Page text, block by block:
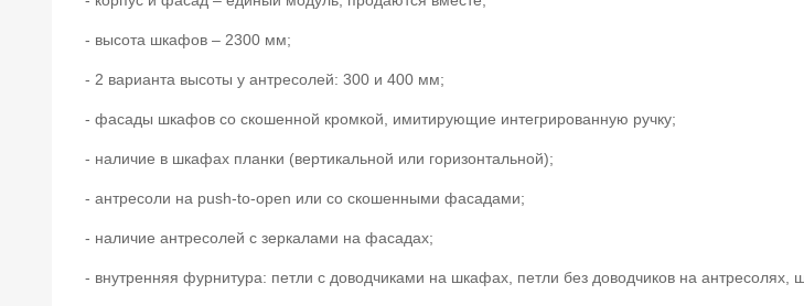
- высота шкафов – 2300 мм;
- 2 варианта высоты у антресолей: 300 и 400 мм;
- фасады шкафов со скошенной кромкой, имитирующие интегрированную ручку;
- наличие в шкафах планки (вертикальной или горизонтальной);
- антресоли на push-to-open или со скошенными фасадами;
- наличие антресолей с зеркалами на фасадах;
- внутренняя фурнитура: петли с доводчиками на шкафах, петли без доводчиков на